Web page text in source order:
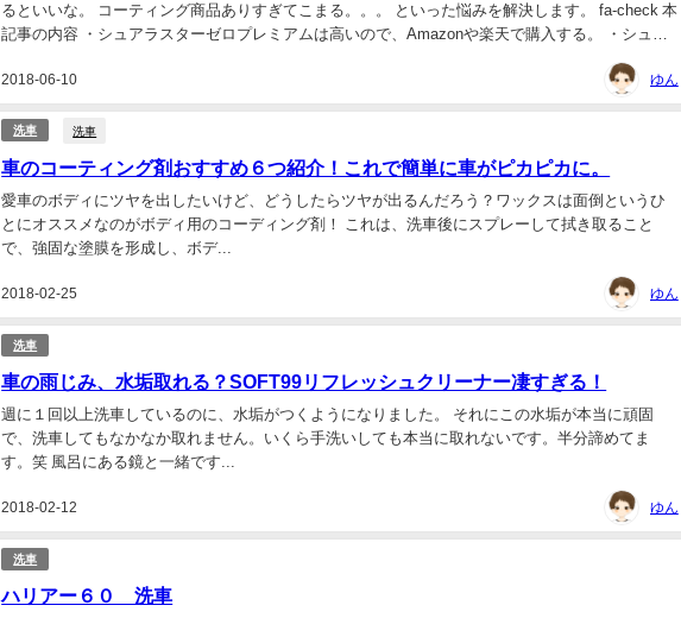
2018-06-10
るといいな。 コーティング商品ありすぎてこまる。。。 といった悩みを解決します。 fa-check 本
記事の内容 ・シュアラスターゼロプレミアムは高いので、Amazonや楽天で購入する。 ・シュア
ゆん
洗車 洗車
車のコーティング剤おすすめ６つ紹介！これで簡単に車がピカピカに。
2018-02-25
愛車のボディにツヤを出したいけど、どうしたらツヤが出るんだろう？ワックスは面倒というひ
とにオススメなのがボディ用のコーディング剤！ これは、洗車後にスプレーして拭き取ること
で、強固な塗膜を形成し、ボデ...
ゆん
洗車
車の雨じみ、水垢取れる？SOFT99リフレッシュクリーナー凄すぎる！
2018-02-12
週に１回以上洗車しているのに、水垢がつくようになりました。 それにこの水垢が本当に頑固
で、洗車してもなかなか取れません。いくら手洗いしても本当に取れないです。半分諦めてま
す。笑 風呂にある鏡と一緒です...
ゆん
洗車
ハリアー６０ 洗車